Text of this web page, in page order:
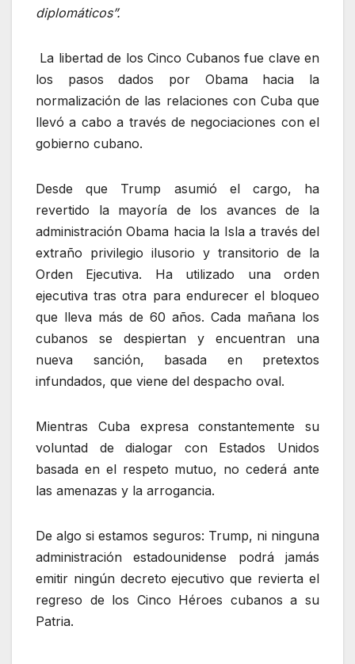
diplomáticos”.
La libertad de los Cinco Cubanos fue clave en
los pasos dados por Obama hacia la
normalización de las relaciones con Cuba que
llevó a cabo a través de negociaciones con el
gobierno cubano.
Desde que Trump asumió el cargo, ha
revertido la mayoría de los avances de la
administración Obama hacia la Isla a través del
extraño privilegio ilusorio y transitorio de la
Orden Ejecutiva. Ha utilizado una orden
ejecutiva tras otra para endurecer el bloqueo
que lleva más de 60 años. Cada mañana los
cubanos se despiertan y encuentran una
nueva sanción, basada en pretextos
infundados, que viene del despacho oval.
Mientras Cuba expresa constantemente su
voluntad de dialogar con Estados Unidos
basada en el respeto mutuo, no cederá ante
las amenazas y la arrogancia.
De algo si estamos seguros: Trump, ni ninguna
administración estadounidense podrá jamás
emitir ningún decreto ejecutivo que revierta el
regreso de los Cinco Héroes cubanos a su
Patria.